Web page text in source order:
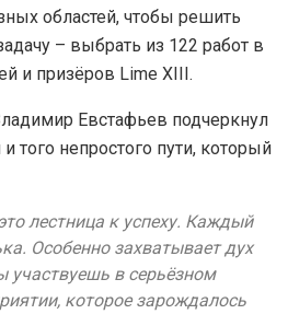
областей, чтобы решить
– выбрать из 122 работ в
и призёров Lime XIII.
Евстафьев подчеркнул
того непростого пути, который
лестница к успеху. Каждый
Особенно захватывает дух
участвуешь в серьёзном
которое зарождалось